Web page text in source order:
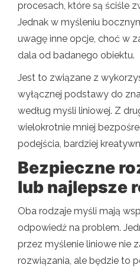
procesach, które są ściśle
Jednak w myśleniu
uwagę inne opcje, choć w
dala od badanego obiektu.
Jest to związane z
wyłącznej podstawy do
według myśli liniowej. Z
wielokrotnie mniej
podejścia, bardziej
Bezpieczne
lub najlepsze
Oba rodzaje myśli mają
odpowiedź na problem.
przez myślenie liniowe nie
rozwiązania, ale będzie to